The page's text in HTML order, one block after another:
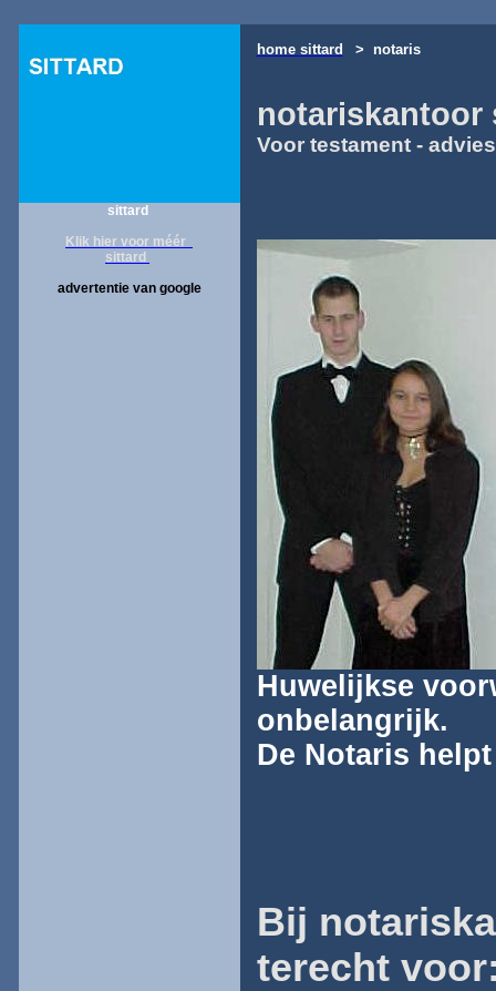
sittard
Klik hier voor méér
sittard
advertentie van google
home sittard > notaris
notariskantoor
Voor testament -
Huwelijkse
onbelangrijk.
De Notaris
Bij
terecht